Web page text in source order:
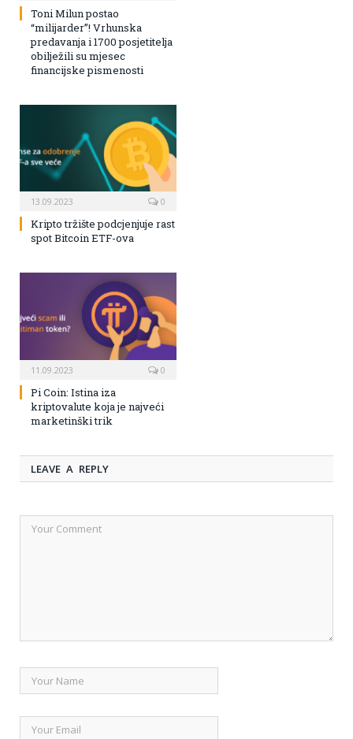
Toni Milun postao
“milijarder”! Vrhunska
predavanja i 1700 posjetitelja
obilježili su mjesec
financijske pismenosti
13.09.2023 0
Kripto tržište podcjenjuje rast
spot Bitcoin ETF-ova
11.09.2023 0
Pi Coin: Istina iza
kriptovalute koja je najveći
marketinški trik
LEAVE A REPLY